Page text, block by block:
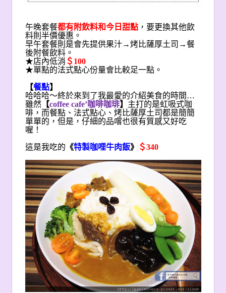
午晚套餐都有附飲料和今日甜點，要更換其他飲
料則半價優惠。
早午套餐則是會先提供果汁→烤比薩厚土司→餐
後附餐飲料。
★店內低消 ＄100
★單點的法式點心份量會比較足一點。
【餐點】
哈哈哈～終於來到了我最愛的介紹美食的時間…
雖然【coffee cafe’咖啡咖琲】 主打的是虹吸式咖
啡，而餐點、法式點心、烤比薩厚土司都是簡簡
單單的，但是，仔細的品嚐也很有質感又好吃
喔！
這是我吃的 《特製咖哩牛肉飯》 ＄340